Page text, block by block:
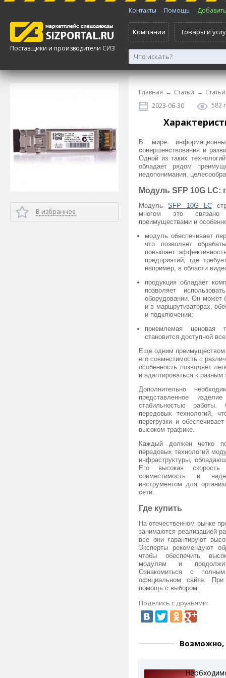
Поставщики и производители СИЗ
Контакты Помощь
Компании Товары и
В избранное
Главная → Статьи →
2023-06-30
582
В мире
совершенствования и
Одной из таких
обладает рядом
недопонимания,
Модуль SFP 10G LC:
МодульSFP 10G LC
многом это связано
преимуществами и
модуль обеспечивает
что позволяет
повышает
предприятий, где
например, в области
продукция обладает
позволяет
оборудовании. Он может
и в маршрутизаторах,
и подключении;
приемлемая ценовая
становится доступной
Еще одним преимуществом
его совместимость с
особенность позволяет
и адаптироваться к
Дополнительно
представленное
стабильностью работы.
передовых технологий,
перегрузки и
высоком трафике.
Каждый должен четко
передовых технологий
инфраструктуры,
Его высокая скорость
совместимость и
инструментом для
сети.
Где купить
На отечественном рынке
занимаются реализацией
все они гарантируют
Эксперты рекомендуют
чтобы обеспечить
модулям и
Ознакомиться с
официальном сайте. При
помощь с выбором.
Поделись с друзьями:
Возможно,